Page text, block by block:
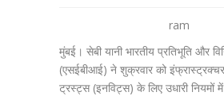
ram
मुंबई। सेबी यानी भारतीय प्रतिभूति और
(एसईबीआई) ने शुक्रवार को
ट्रस्ट्स (इनविट्स) के लिए उधारी नियमों